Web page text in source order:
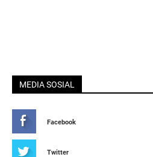
MEDIA SOSIAL
Facebook
Twitter